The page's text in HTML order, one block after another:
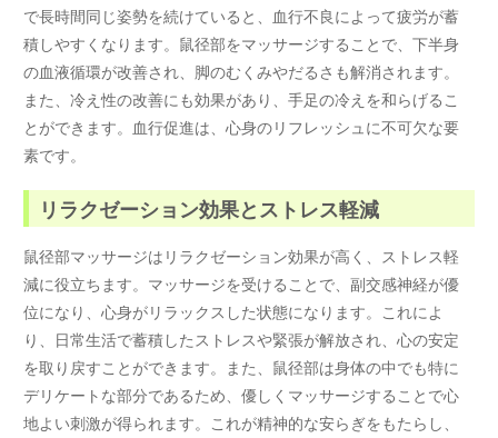
で長時間同じ姿勢を続けていると、血行不良によって疲労が蓄
積しやすくなります。鼠径部をマッサージすることで、下半身
の血液循環が改善され、脚のむくみやだるさも解消されます。
また、冷え性の改善にも効果があり、手足の冷えを和らげるこ
とができます。血行促進は、心身のリフレッシュに不可欠な要
素です。
リラクゼーション効果とストレス軽減
鼠径部マッサージはリラクゼーション効果が高く、ストレス軽
減に役立ちます。マッサージを受けることで、副交感神経が優
位になり、心身がリラックスした状態になります。これによ
り、日常生活で蓄積したストレスや緊張が解放され、心の安定
を取り戻すことができます。また、鼠径部は身体の中でも特に
デリケートな部分であるため、優しくマッサージすることで心
地よい刺激が得られます。これが精神的な安らぎをもたらし、